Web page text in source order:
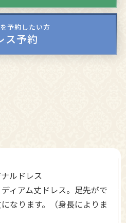
予約したい方
ス予約
ルドレス
ィアム丈ドレス。足先がで
なります。（身長によりま